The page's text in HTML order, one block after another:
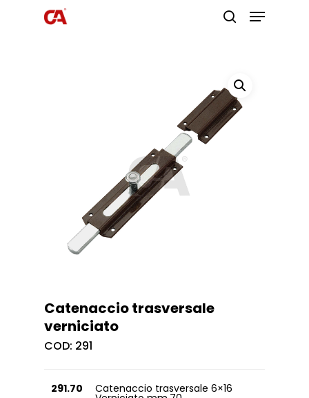
Catenaccio trasversale
verniciato
COD: 291
291.70 Catenaccio trasversale 6×16